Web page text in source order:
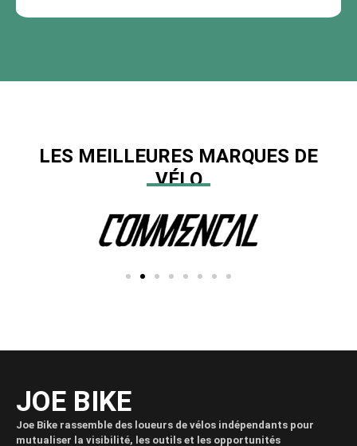
LES MEILLEURES MARQUES DE
VÉLO
JOE BIKE
Joe Bike rassemble des loueurs de vélos indépendants pour
mutualiser la visibilité, les outils et les opportunités